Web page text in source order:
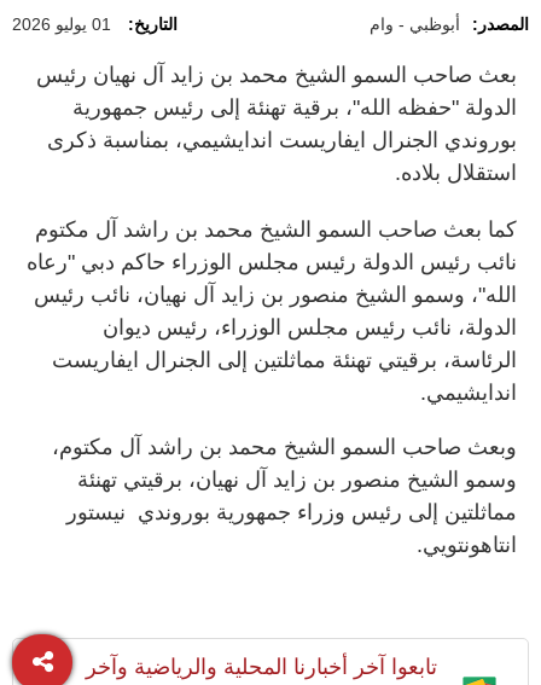
المصدر: أبوظبي - وام التاريخ: 01 يوليو 2026
بعث صاحب السمو الشيخ محمد بن زايد آل نهيان رئيس
الدولة "حفظه الله"، برقية تهنئة إلى رئيس جمهورية
بوروندي الجنرال ايفاريست اندايشيمي، بمناسبة ذكرى
استقلال بلاده.
كما بعث صاحب السمو الشيخ محمد بن راشد آل مكتوم
نائب رئيس الدولة رئيس مجلس الوزراء حاكم دبي "رعاه
الله"، وسمو الشيخ منصور بن زايد آل نهيان، نائب رئيس
الدولة، نائب رئيس مجلس الوزراء، رئيس ديوان
الرئاسة، برقيتي تهنئة مماثلتين إلى الجنرال ايفاريست
اندايشيمي.
وبعث صاحب السمو الشيخ محمد بن راشد آل مكتوم،
وسمو الشيخ منصور بن زايد آل نهيان، برقيتي تهنئة
مماثلتين إلى رئيس وزراء جمهورية بوروندي نيستور
انتاهونتويي.
تابعوا آخر أخبارنا المحلية والرياضية وآخر